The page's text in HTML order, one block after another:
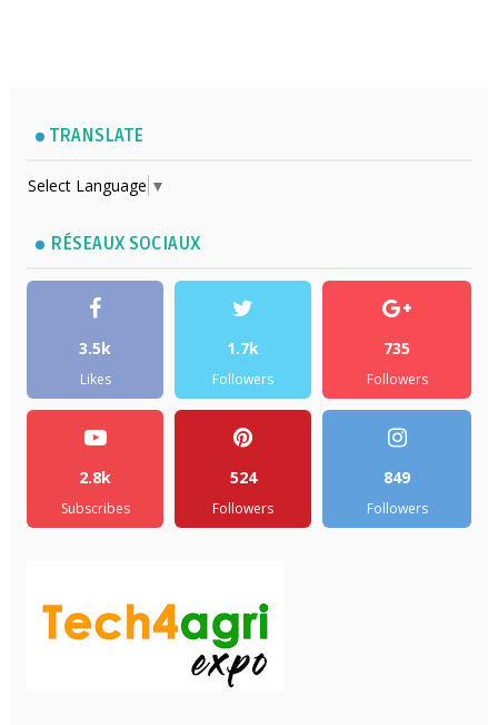
TRANSLATE
Select Language ▼
RÉSEAUX SOCIAUX
3.5k
Likes
1.7k
Followers
735
Followers
2.8k
Subscribes
524
Followers
849
Followers